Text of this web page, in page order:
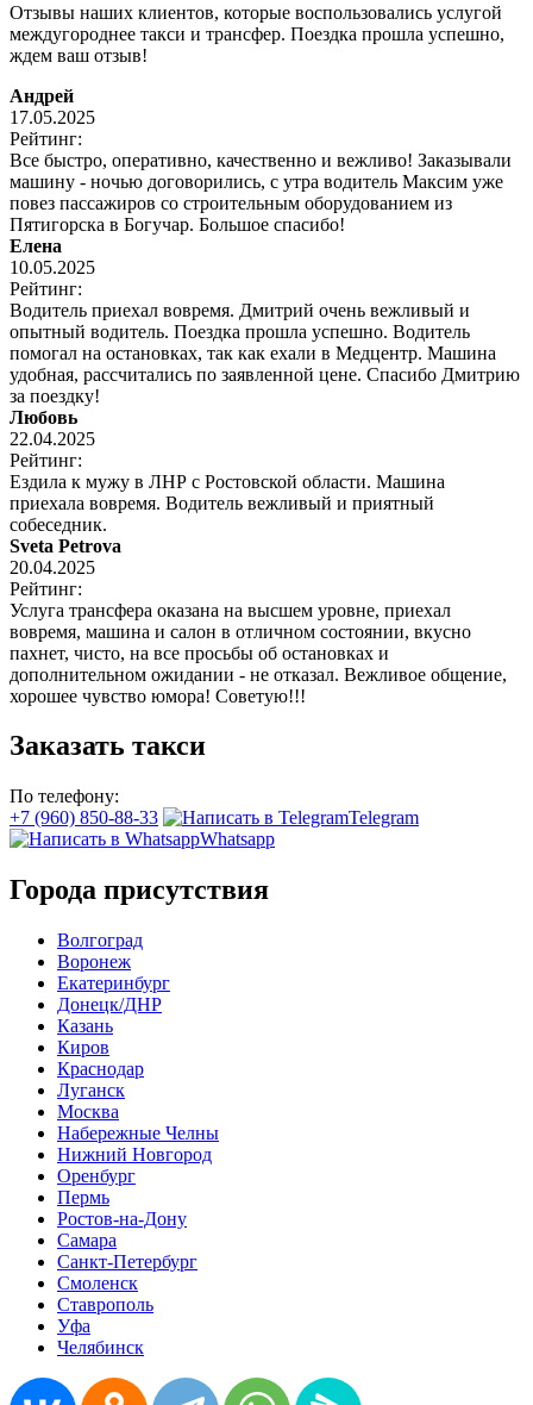
Отзывы наших клиентов, которые воспользовались услугой
междугороднее такси и трансфер. Поездка прошла успешно,
ждем ваш отзыв!
Андрей
17.05.2025
Рейтинг:
Все быстро, оперативно, качественно и вежливо! Заказывали
машину - ночью договорились, с утра водитель Максим уже
повез пассажиров со строительным оборудованием из
Пятигорска в Богучар. Большое спасибо!
Елена
10.05.2025
Рейтинг:
Водитель приехал вовремя. Дмитрий очень вежливый и
опытный водитель. Поездка прошла успешно. Водитель
помогал на остановках, так как ехали в Медцентр. Машина
удобная, рассчитались по заявленной цене. Спасибо Дмитрию
за поездку!
Любовь
22.04.2025
Рейтинг:
Ездила к мужу в ЛНР с Ростовской области. Машина
приехала вовремя. Водитель вежливый и приятный
собеседник.
Sveta Petrova
20.04.2025
Рейтинг:
Услуга трансфера оказана на высшем уровне, приехал
вовремя, машина и салон в отличном состоянии, вкусно
пахнет, чисто, на все просьбы об остановках и
дополнительном ожидании - не отказал. Вежливое общение,
хорошее чувство юмора! Советую!!!
Заказать такси
По телефону:
+7 (960) 850-88-33
Telegram
Whatsapp
Города присутствия
Волгоград
Воронеж
Екатеринбург
Донецк/ДНР
Казань
Киров
Краснодар
Луганск
Москва
Набережные Челны
Нижний Новгород
Оренбург
Пермь
Ростов-на-Дону
Самара
Санкт-Петербург
Смоленск
Ставрополь
Уфа
Челябинск